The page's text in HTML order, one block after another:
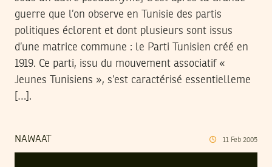
guerre que l’on observe en Tunisie des partis
politiques éclorent et dont plusieurs sont issus
d’une matrice commune : le Parti Tunisien créé en
1919. Ce parti, issu du mouvement associatif «
Jeunes Tunisiens », s’est caractérisé essentielleme
[…].
NAWAAT 11 Feb 2005